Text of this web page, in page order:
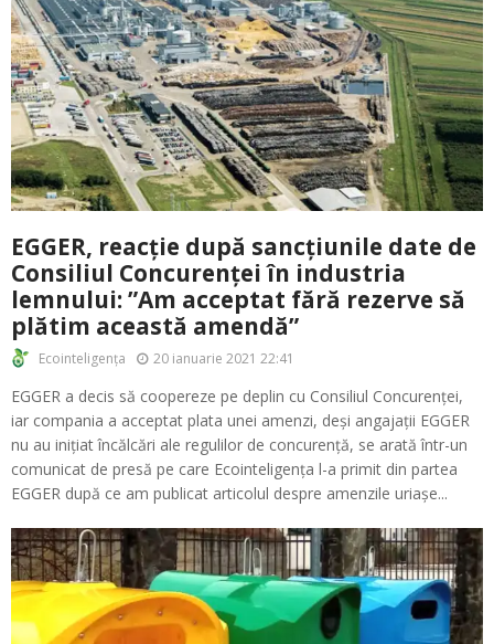
EGGER, reacție după sancțiunile date de
Consiliul Concurenței în industria
lemnului: ”Am acceptat fără rezerve să
plătim această amendă”
Ecointeligența 20 ianuarie 2021 22:41
EGGER a decis să coopereze pe deplin cu Consiliul Concurenței,
iar compania a acceptat plata unei amenzi, deși angajații EGGER
nu au inițiat încălcări ale regulilor de concurență, se arată într-un
comunicat de presă pe care Ecointeligența l-a primit din partea
EGGER după ce am publicat articolul despre amenzile uriașe...